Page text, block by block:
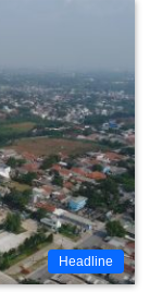
Headline